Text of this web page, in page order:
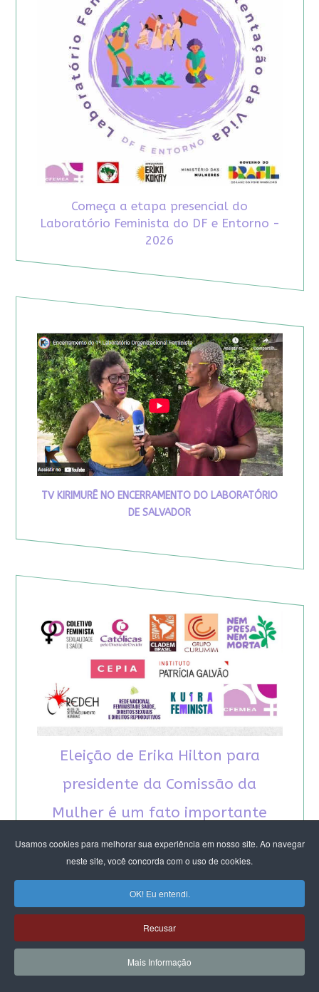
Usamos cookies para melhorar sua experiência em nosso site. Ao navegar
neste site, você concorda com o uso de cookies.
OK! Eu entendi.
Recusar
Mais Informação
Começa a etapa presencial do
Laboratório Feminista do DF e Entorno -
2026
TV KIRIMURÊ NO ENCERRAMENTO DO LABORATÓRIO
DE SALVADOR
Eleição de Erika Hilton para
presidente da Comissão da
Mulher é um fato importante
para a democracia
RECOMENDAMOS A LEITURA